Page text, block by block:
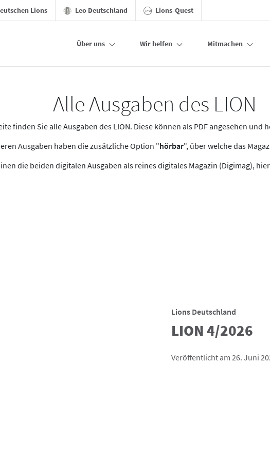
Lions Leo Deutschland Lions-Quest
Über uns Wir helfen Mitmachen
Alle Ausgaben des LION
finden Sie alle Ausgaben des LION. Diese können als PDF angesehen und
Ausgaben haben die zusätzliche Option "hörbar", über welche das
die beiden digitalen Ausgaben als reines digitales Magazin (Digimag),
Lions Deutschland
LION 4/2026
Veröffentlicht am 26. Juni